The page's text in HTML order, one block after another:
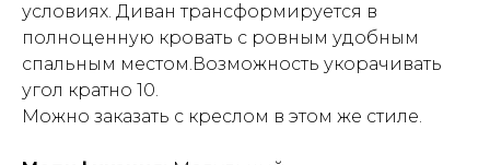
условиях. Диван трансформируется в
полноценную кровать с ровным удобным
спальным местом.Возможность укорачивать
угол кратно 10.
Можно заказать с креслом в этом же стиле.